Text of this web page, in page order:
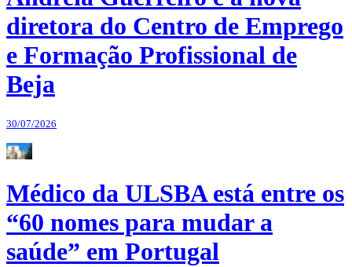
diretora do Centro de Emprego
e Formação Profissional de
Beja
30/07/2026
Médico da ULSBA está entre os
“60 nomes para mudar a
saúde” em Portugal